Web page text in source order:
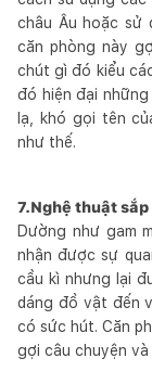
châu Âu hoặc sử
căn phòng này
chút gì đó kiểu
đó hiện đại
lạ, khó gọi tên
như thế.
7.Nghệ thuật
Dường như gam
nhận được sự
cầu kì nhưng lại
dáng đồ vật đến
có sức hút. Căn
gợi câu chuyện và